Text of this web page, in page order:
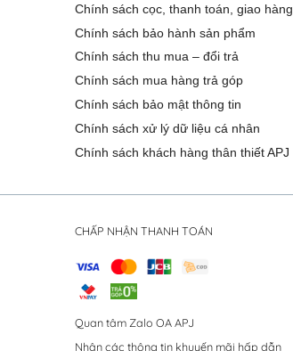
Chính sách cọc, thanh toán, giao hàng
Chính sách bảo hành sản phẩm
Chính sách thu mua – đổi trả
Chính sách mua hàng trả góp
Chính sách bảo mật thông tin
Chính sách xử lý dữ liệu cá nhân
Chính sách khách hàng thân thiết APJ
CHẤP NHẬN THANH TOÁN
Quan tâm Zalo OA APJ
Nhận các thông tin khuyến mãi hấp dẫn